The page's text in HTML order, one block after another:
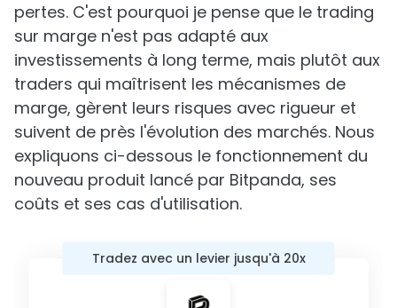
pertes. C'est pourquoi je pense que le trading
sur marge n'est pas adapté aux
investissements à long terme, mais plutôt aux
traders qui maîtrisent les mécanismes de
marge, gèrent leurs risques avec rigueur et
suivent de près l'évolution des marchés. Nous
expliquons ci-dessous le fonctionnement du
nouveau produit lancé par Bitpanda, ses
coûts et ses cas d'utilisation.
Tradez avec un levier jusqu'à 20x